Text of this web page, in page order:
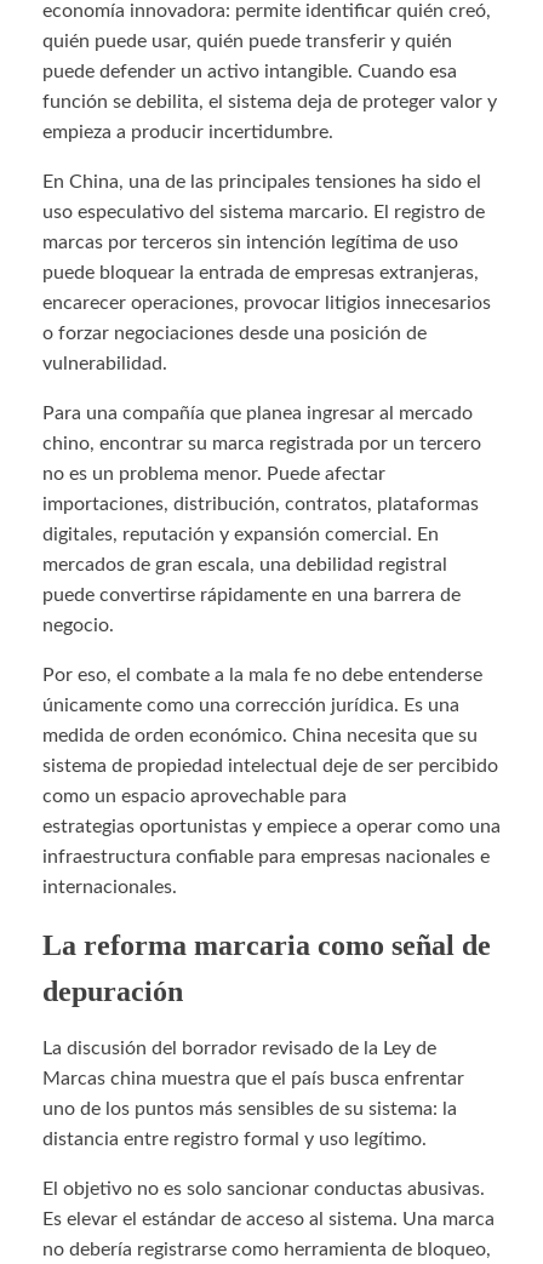
economía innovadora: permite identificar quién creó,
quién puede usar, quién puede transferir y quién
puede defender un activo intangible. Cuando esa
función se debilita, el sistema deja de proteger valor y
empieza a producir incertidumbre.
En China, una de las principales tensiones ha sido el
uso especulativo del sistema marcario. El registro de
marcas por terceros sin intención legítima de uso
puede bloquear la entrada de empresas extranjeras,
encarecer operaciones, provocar litigios innecesarios
o forzar negociaciones desde una posición de
vulnerabilidad.
Para una compañía que planea ingresar al mercado
chino, encontrar su marca registrada por un tercero
no es un problema menor. Puede afectar
importaciones, distribución, contratos, plataformas
digitales, reputación y expansión comercial. En
mercados de gran escala, una debilidad registral
puede convertirse rápidamente en una barrera de
negocio.
Por eso, el combate a la mala fe no debe entenderse
únicamente como una corrección jurídica. Es una
medida de orden económico. China necesita que su
sistema de propiedad intelectual deje de ser percibido
como un espacio aprovechable para
estrategias oportunistas y empiece a operar como una
infraestructura confiable para empresas nacionales e
internacionales.
La reforma marcaria como señal de
depuración
La discusión del borrador revisado de la Ley de
Marcas china muestra que el país busca enfrentar
uno de los puntos más sensibles de su sistema: la
distancia entre registro formal y uso legítimo.
El objetivo no es solo sancionar conductas abusivas.
Es elevar el estándar de acceso al sistema. Una marca
no debería registrarse como herramienta de bloqueo,